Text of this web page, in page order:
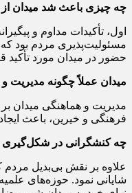
چه چیزی باعث شد میدان
اول، تأکیدات مداوم و
مسئولیت‌پذیری مردم بود
حضور در میدان مورد تأکید
میدان عملاً چگونه مدیریت
مدیریت و هماهنگی میدان
فرهنگی و خیرین، باعث
چه کنشگرانی در شکل‌گیری و
علاوه بر نقش بی‌بدیل مردم
شایانی نمود. حوزه‌های